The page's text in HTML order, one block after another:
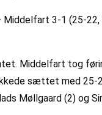
Middelfart 3-1 (25-
Middelfart tog
sættet med 25-
Møllgaard (2) og